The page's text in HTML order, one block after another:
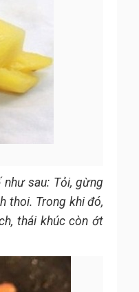
sau: Tỏi, gừng
thoi. Trong khi đó,
thái khúc còn ớt